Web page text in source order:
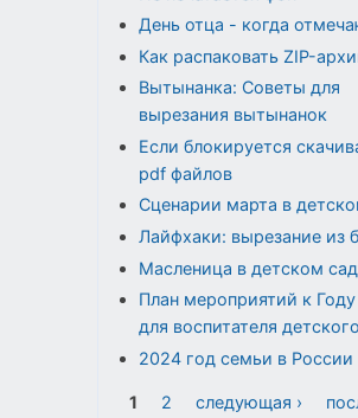
День отца - когда
Как распаковать ZIP-
Вытынанка: Советы для
вырезания вытынанок
Если блокируется
pdf файлов
Сценарии марта в
Лайфхаки: вырезание из
Масленица в детском
План мероприятий к
для воспитателя
2024 год семьи в России
Страницы
1 2 следующая ›